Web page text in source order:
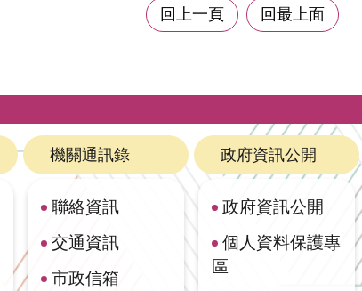
回上一頁 回最上面
機關通訊錄
聯絡資訊
交通資訊
市政信箱
政府資訊公開
政府資訊公開
個人資料保護專
區